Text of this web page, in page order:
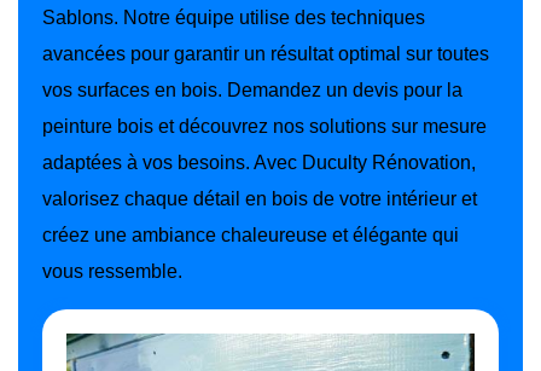
Sablons. Notre équipe utilise des techniques
avancées pour garantir un résultat optimal sur toutes
vos surfaces en bois. Demandez un devis pour la
peinture bois et découvrez nos solutions sur mesure
adaptées à vos besoins. Avec Duculty Rénovation,
valorisez chaque détail en bois de votre intérieur et
créez une ambiance chaleureuse et élégante qui
vous ressemble.